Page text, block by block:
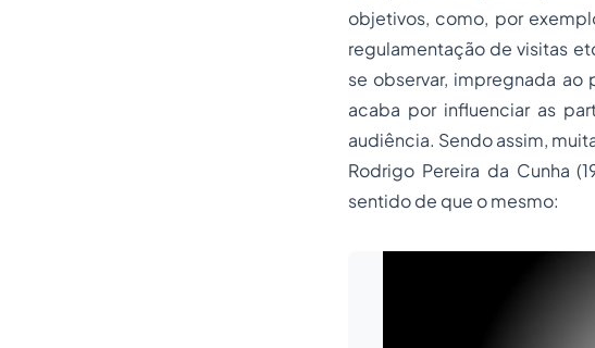
objetivos, como, por
regulamentação de visitas
se observar, impregnada
acaba por influenciar as
audiência. Sendo assim,
Rodrigo Pereira da Cunha
sentido de que o mesmo: